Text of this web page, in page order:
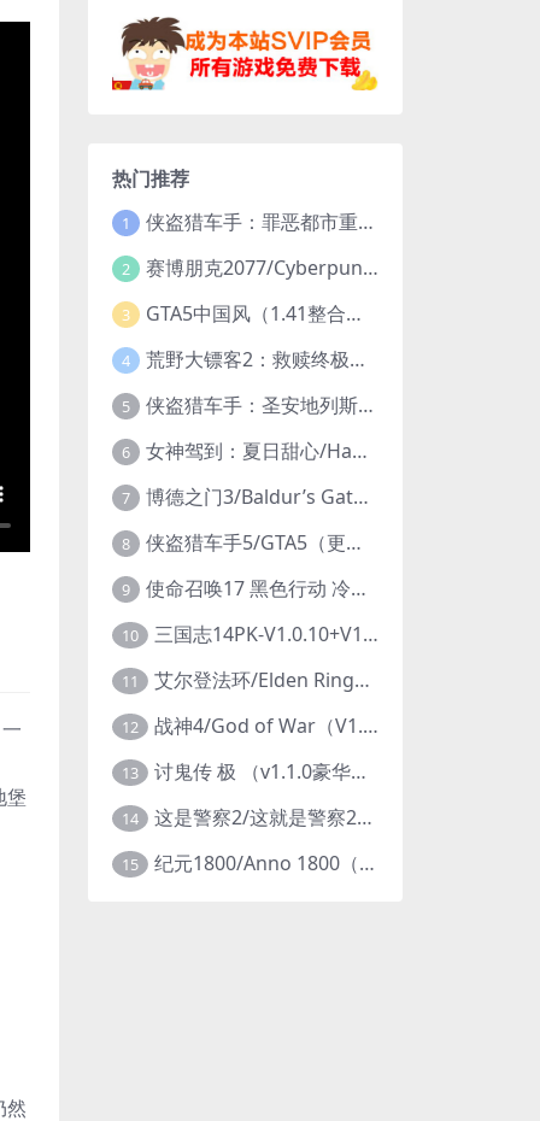
堡
然
热门推荐
1 侠盗猎车手：罪恶都市重制版/Grand Theft Auto: Vice City – The Definitive Edition
2 赛博朋克2077/Cyberpunk 2077（更新v2.20全DLC）
3 GTA5中国风（1.41整合版1300辆真车+183位美女与英雄+200%存档）
4 荒野大镖客2：救赎终极版/大表哥2/Red Dead Redemption 2: Ultimate Edition（更新v1491.50终极版）
5 侠盗猎车手：圣安地列斯重制版/Grand Theft Auto: San Andreas – The Definitive Edition（更新v1.113.49697469）
6 女神驾到：夏日甜心/Happy Together（模拟器版-升级豪华终极珍藏版+全DLC）
7 博德之门3/Baldur’s Gate 3（更新v4.1.1.7209685）
8 侠盗猎车手5/GTA5（更新v1.70纯净版-内置修改器+通关存档）
9 使命召唤17 黑色行动 冷战V1.34 全DLC 官方中文版COD17
10 三国志14PK-V1.0.10+V1.0.25-威力加强豪华版（武将面容套装-全DLC+季票+特典+中文语音+编辑修改器）
11 艾尔登法环/Elden Ring（更新v1.14 ）
12 战神4/God of War（V1.0.13-斗战狂神-奎爷的裁决+全DLC）
13 讨鬼传 极 （v1.1.0豪华版）
14 这是警察2/这就是警察2/This is Police
15 纪元1800/Anno 1800（豪华版全DLCv9.2.972600）